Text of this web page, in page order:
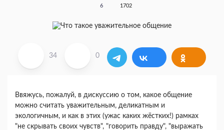
6 1702
34 0
Ввяжусь, пожалуй, в дискуссию о том, какое общение
можно считать уважительным, деликатным и
экологичным, и как в этих (ужас каких жёстких!) рамках
"не скрывать своих чувств", "говорить правду", "выражать